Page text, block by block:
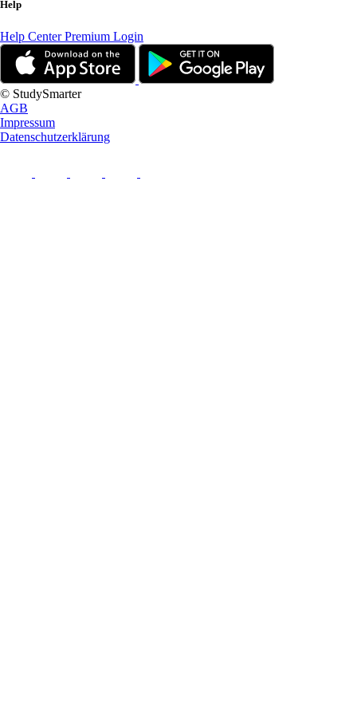
Help
Help CenterPremium Login
© StudySmarter
AGB
Impressum
Datenschutzerklärung